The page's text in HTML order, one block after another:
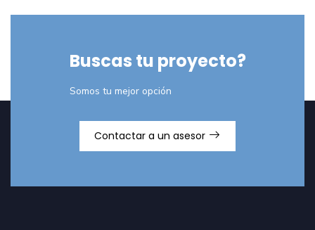
COLMEDICA CALLE
Buscas tu proyecto?
Somos tu mejor opción
Contactar a un asesor